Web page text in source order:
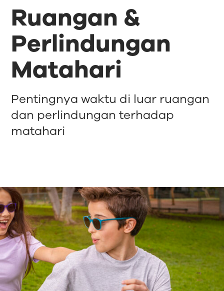
Ruangan &
Perlindungan
Matahari
Pentingnya waktu di luar ruangan
dan perlindungan terhadap
matahari